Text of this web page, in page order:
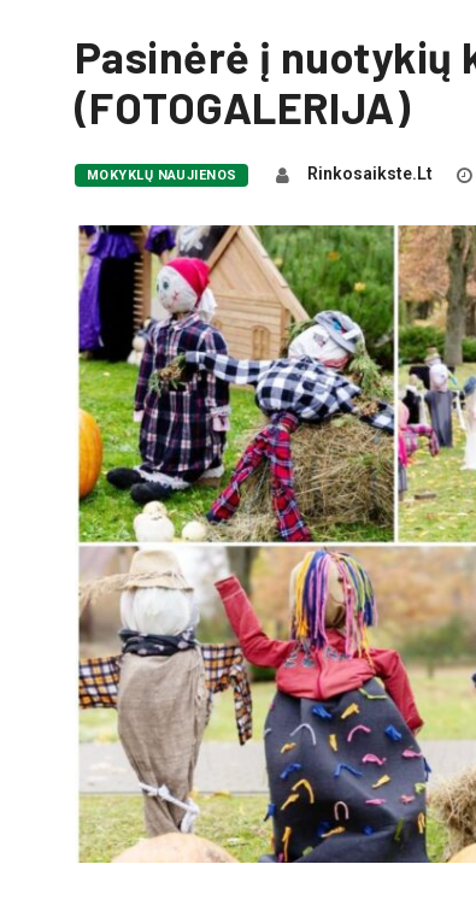
Pasinėrė į nuotykių
(FOTOGALERIJA)
MOKYKLŲ NAUJIENOS Rinkosaikste.lt